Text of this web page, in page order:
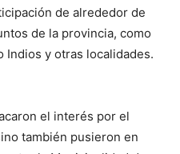
de alrededor de
de la provincia, como
Indios y otras localidades.
el interés por el
también pusieron en